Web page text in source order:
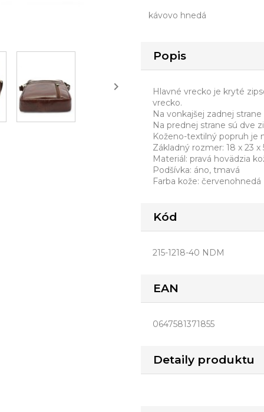

kávovo hnedá
Popis
Hlavné vrecko je kryté
vrecko.
Na vonkajšej zadnej
Na prednej strane sú dve
Koženo-textilný popruh je
Základný rozmer: 18 x 23 x
Materiál: pravá hovädzia
Podšívka: áno, tmavá
Farba kože: červenohnedá
Kód
215-1218-40 NDM
EAN
0647581371855
Detaily produktu